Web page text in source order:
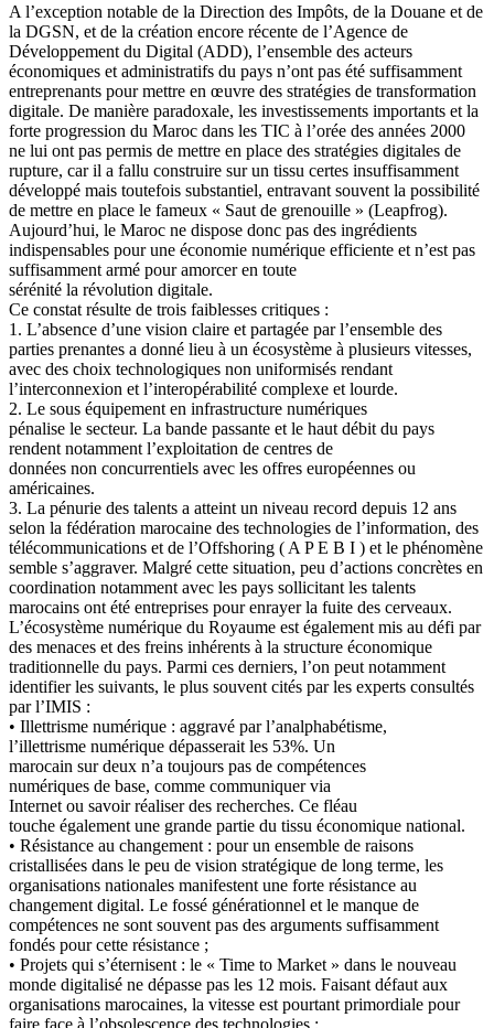
A l’exception notable de la Direction des Impôts, de la Douane et de
la DGSN, et de la création encore récente de l’Agence de
Développement du Digital (ADD), l’ensemble des acteurs
économiques et administratifs du pays n’ont pas été suffisamment
entreprenants pour mettre en œuvre des stratégies de transformation
digitale. De manière paradoxale, les investissements importants et la
forte progression du Maroc dans les TIC à l’orée des années 2000
ne lui ont pas permis de mettre en place des stratégies digitales de
rupture, car il a fallu construire sur un tissu certes insuffisamment
développé mais toutefois substantiel, entravant souvent la possibilité
de mettre en place le fameux « Saut de grenouille » (Leapfrog).
Aujourd’hui, le Maroc ne dispose donc pas des ingrédients
indispensables pour une économie numérique efficiente et n’est pas
suffisamment armé pour amorcer en toute
sérénité la révolution digitale.
Ce constat résulte de trois faiblesses critiques :
1. L’absence d’une vision claire et partagée par l’ensemble des
parties prenantes a donné lieu à un écosystème à plusieurs vitesses,
avec des choix technologiques non uniformisés rendant
l’interconnexion et l’interopérabilité complexe et lourde.
2. Le sous équipement en infrastructure numériques
pénalise le secteur. La bande passante et le haut débit du pays
rendent notamment l’exploitation de centres de
données non concurrentiels avec les offres européennes ou
américaines.
3. La pénurie des talents a atteint un niveau record depuis 12 ans
selon la fédération marocaine des technologies de l’information, des
télécommunications et de l’Offshoring ( A P E B I ) et le phénomène
semble s’aggraver. Malgré cette situation, peu d’actions concrètes en
coordination notamment avec les pays sollicitant les talents
marocains ont été entreprises pour enrayer la fuite des cerveaux.
L’écosystème numérique du Royaume est également mis au défi par
des menaces et des freins inhérents à la structure économique
traditionnelle du pays. Parmi ces derniers, l’on peut notamment
identifier les suivants, le plus souvent cités par les experts consultés
par l’IMIS :
• Illettrisme numérique : aggravé par l’analphabétisme,
l’illettrisme numérique dépasserait les 53%. Un
marocain sur deux n’a toujours pas de compétences
numériques de base, comme communiquer via
Internet ou savoir réaliser des recherches. Ce fléau
touche également une grande partie du tissu économique national.
• Résistance au changement : pour un ensemble de raisons
cristallisées dans le peu de vision stratégique de long terme, les
organisations nationales manifestent une forte résistance au
changement digital. Le fossé générationnel et le manque de
compétences ne sont souvent pas des arguments suffisamment
fondés pour cette résistance ;
• Projets qui s’éternisent : le « Time to Market » dans le nouveau
monde digitalisé ne dépasse pas les 12 mois. Faisant défaut aux
organisations marocaines, la vitesse est pourtant primordiale pour
faire face à l’obsolescence des technologies ;